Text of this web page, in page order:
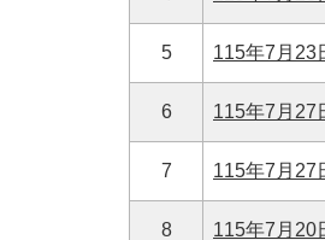
5 115年7月23
6 115年7月27
7 115年7月27
8 115年7月20